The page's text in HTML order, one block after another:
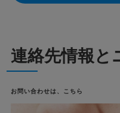
連絡先情報と
お問い合わせは、こちら